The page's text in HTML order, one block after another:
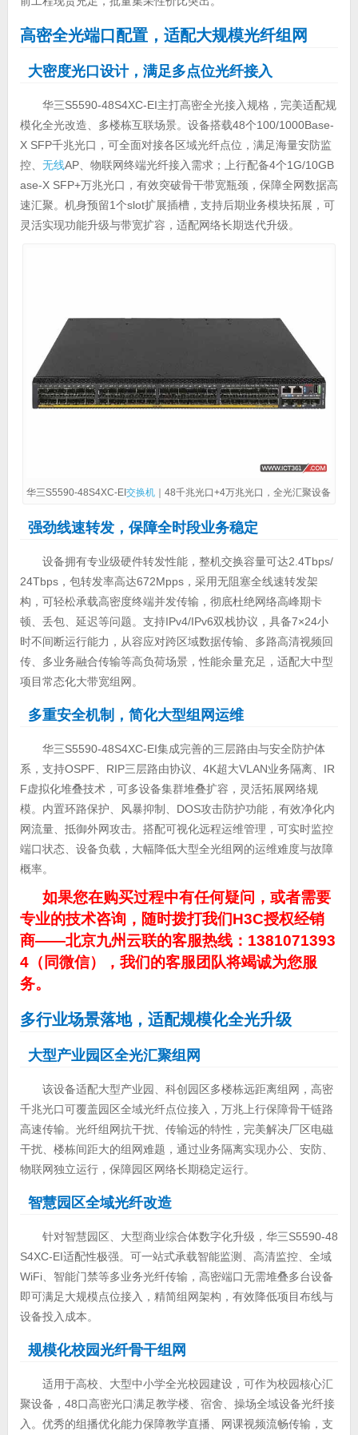
高密全光端口配置，适配大规模光纤组网
大密度光口设计，满足多点位光纤接入
华三S5590-48S4XC-EI主打高密全光接入规格，完美适配规
模化全光改造、多楼栋互联场景。设备搭载48个100/1000Base-
X SFP千兆光口，可全面对接各区域光纤点位，满足海量安防监
控、 无线AP、物联网终端光纤接入需求；上行配备4个1G/10GB
ase-X SFP+万兆光口，有效突破骨干带宽瓶颈，保障全网数据高
速汇聚。机身预留1个slot扩展插槽，支持后期业务模块拓展，可
灵活实现功能升级与带宽扩容，适配网络长期迭代升级。
华三S5590-48S4XC-EI交换机 ｜48千兆光口+4万兆光口，全光汇聚设备
强劲线速转发，保障全时段业务稳定
设备拥有专业级硬件转发性能，整机交换容量可达2.4Tbps/
24Tbps，包转发率高达672Mpps，采用无阻塞全线速转发架
构，可轻松承载高密度终端并发传输，彻底杜绝网络高峰期卡
顿、丢包、延迟等问题。支持IPv4/IPv6双栈协议，具备7×24小
时不间断运行能力，从容应对跨区域数据传输、多路高清视频回
传、多业务融合传输等高负荷场景，性能余量充足，适配大中型
项目常态化大带宽组网。
多重安全机制，简化大型组网运维
华三S5590-48S4XC-EI集成完善的三层路由与安全防护体
系，支持OSPF、RIP三层路由协议、4K超大VLAN业务隔离、IR
F虚拟化堆叠技术，可多设备集群堆叠扩容，灵活拓展网络规
模。内置环路保护、风暴抑制、DOS攻击防护功能，有效净化内
网流量、抵御外网攻击。搭配可视化远程运维管理，可实时监控
端口状态、设备负载，大幅降低大型全光组网的运维难度与故障
概率。
如果您在购买过程中有任何疑问，或者需要
专业的技术咨询，随时拨打我们H3C授权经销
商——北京九州云联的客服热线：1381071393
4（同微信），我们的客服团队将竭诚为您服
务。
多行业场景落地，适配规模化全光升级
大型产业园区全光汇聚组网
该设备适配大型产业园、科创园区多楼栋远距离组网，高密
千兆光口可覆盖园区全域光纤点位接入，万兆上行保障骨干链路
高速传输。光纤组网抗干扰、传输远的特性，完美解决厂区电磁
干扰、楼栋间距大的组网难题，通过业务隔离实现办公、安防、
物联网独立运行，保障园区网络长期稳定运行。
智慧园区全域光纤改造
针对智慧园区、大型商业综合体数字化升级，华三S5590-48
S4XC-EI适配性极强。可一站式承载智能监测、高清监控、全域
WiFi、智能门禁等多业务光纤传输，高密端口无需堆叠多台设备
即可满足大规模点位接入，精简组网架构，有效降低项目布线与
设备投入成本。
规模化校园光纤骨干组网
适用于高校、大型中小学全光校园建设，可作为校园核心汇
聚设备，48口高密光口满足教学楼、宿舍、操场全域设备光纤接
入。优秀的组播优化能力保障教学直播、网课视频流畅传输，支